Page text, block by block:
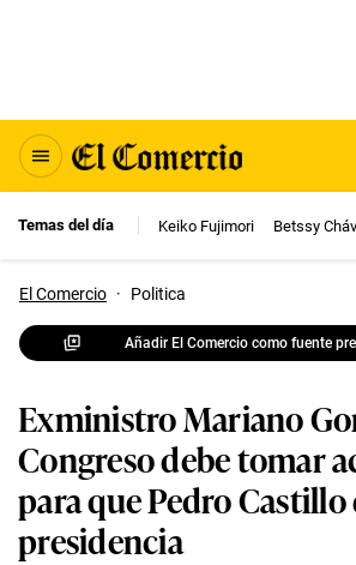
Temas del día Keiko Fujimori Betssy
El Comercio · Politica
Añadir El Comercio como fuente
Exministro Mariano
Congreso debe tomar
para que Pedro Castillo
presidencia